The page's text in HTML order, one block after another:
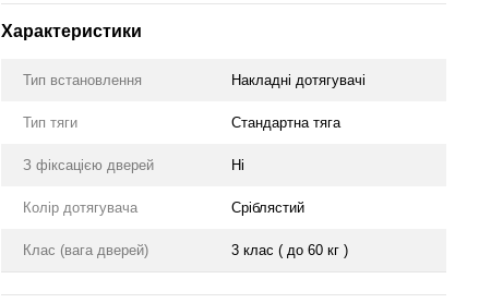
Характеристики
Тип встановлення Накладні дотягувачі
Тип тяги Стандартна тяга
З фіксацією дверей Ні
Колір дотягувача Сріблястий
Клас (вага дверей) 3 клас ( до 60 кг )